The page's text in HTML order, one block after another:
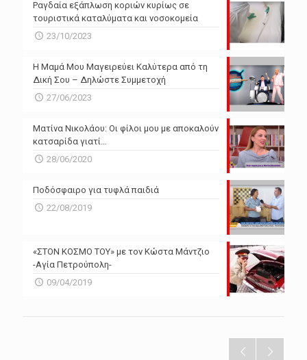
Ραγδαία εξάπλωση κοριών κυρίως σε
τουριστικά καταλύματα και νοσοκομεία
23/10/2023
Η Μαμά Μου Μαγειρεύει Καλύτερα από τη
Δική Σου – Δηλώστε Συμμετοχή
27/06/2023
Ματίνα Νικολάου: Οι φίλοι μου με αποκαλούν
κατσαρίδα γιατί…
28/06/2020
Ποδόσφαιρο για τυφλά παιδιά
22/08/2019
«ΣΤΟΝ ΚΟΣΜΟ ΤΟΥ» με τον Κώστα Μάντζιο
-Αγία Πετρούπολη-
09/04/2019